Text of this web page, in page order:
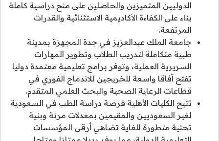
الدوليين المتميزين والحاصلين على منح دراسية كاملة
بناء على الكفاءة الأكاديمية الاستثنائية والقدرات
المرتفعة.
جامعة الملك عبدالعزيز في جدة المجهزة بمدينة
طبية متكاملة لتدريب الطلاب وتطوير المهارات
السريرية العملية، وتوفر برامج تعليمية معتمدة دوليا
تفتح آفاقا واسعة للخريجين للاندماج الفوري في
قطاعات الرعاية الصحية والبحث العلمي المتقدم.
تتيح الكليات الأهلية فرصة دراسة الطب في السعودية
لغير السعوديين والمقيمين بمعدلات مرنة وبنية
تحتية متطورة للغاية تضاهي أرقى المؤسسات